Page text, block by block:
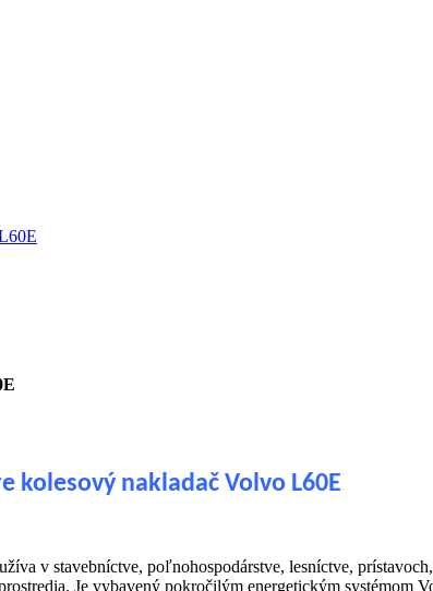
kolesový nakladač Volvo L60E
v stavebníctve, poľnohospodárstve, lesníctve,
Je vybavený pokročilým energetickým systémom